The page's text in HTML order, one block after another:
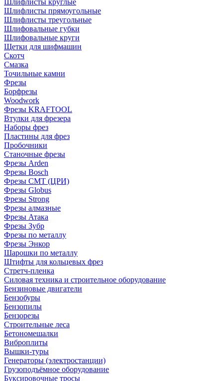
Шлифлисты круглые
Шлифлисты прямоугольные
Шлифлисты треугольные
Шлифовальные губки
Шлифовальные круги
Щетки для шифмашин
Скотч
Смазка
Точильные камни
Фрезы
Борфрезы
Woodwork
Фрезы KRAFTOOL
Втулки для фрезера
Наборы фрез
Пластины для фрез
Пробочники
Станочные фрезы
Фрезы Arden
Фрезы Bosch
Фрезы CMT (ЦРИ)
Фрезы Globus
Фрезы Strong
Фрезы алмазные
Фрезы Атака
Фрезы Зубр
Фрезы по металлу
Фрезы Энкор
Шарошки по металлу
Штифты для кольцевых фрез
Стретч-пленка
Силовая техника и строительное оборудование
Бензиновые двигатели
Бензобуры
Бензопилы
Бензорезы
Строительные леса
Бетономешалки
Виброплиты
Вышки-туры
Генераторы (электростанции)
Грузоподъёмное оборудование
Буксировочные тросы